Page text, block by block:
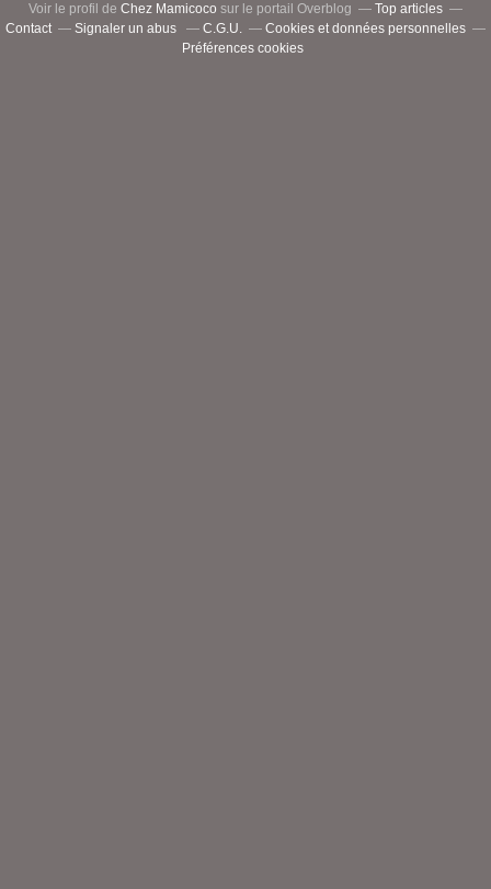
Voir le profil de Chez Mamicoco sur le portail Overblog
Top articles
Contact
Signaler un abus C.G.U.
Cookies et données personnelles
Préférences cookies